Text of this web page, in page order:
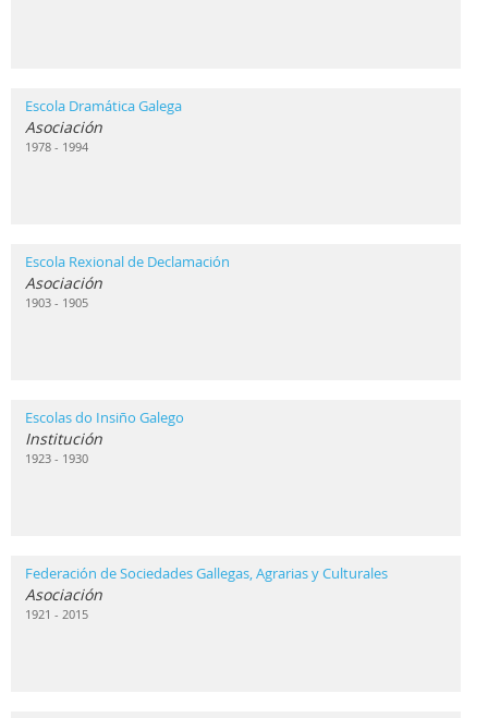
Escola Dramática Galega
Asociación
1978 - 1994
Escola Rexional de Declamación
Asociación
1903 - 1905
Escolas do Insiño Galego
Institución
1923 - 1930
Federación de Sociedades Gallegas, Agrarias y Culturales
Asociación
1921 - 2015